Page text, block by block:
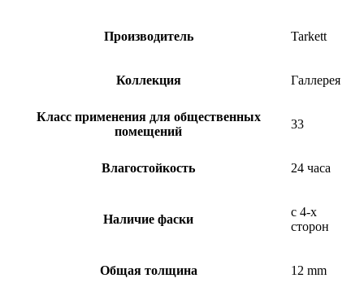
Производитель Tarkett
Коллекция Галлерея
Класс применения для общественных
помещений
33
Влагостойкость 24 часа
Наличие фаски
с 4-х
сторон
Общая толщина 12 mm